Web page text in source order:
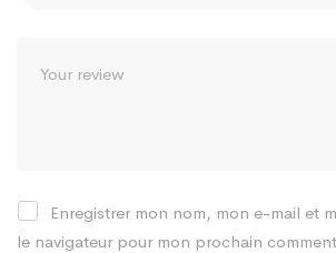
Enregistrer mon nom, mon e-mail et
le navigateur pour mon prochain